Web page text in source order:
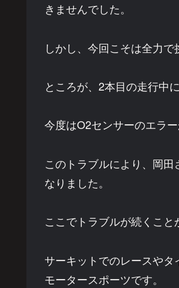
きませんでした。
しかし、今回こそは全力で
ところが、2本目の走行中
今度はO2センサーのエラ
このトラブルにより、岡
なりました。
ここでトラブルが続くこと
サーキットでのレースや
モータースポーツです。